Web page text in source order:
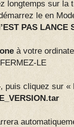
longtemps sur la
le en
PAS LANCE
à votre
LE
puis cliquez sur «